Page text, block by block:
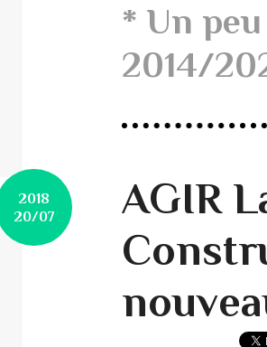
* Un
2014/
2018
20/07
AGIR